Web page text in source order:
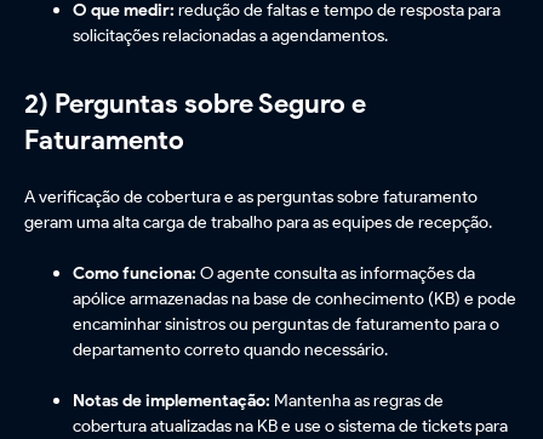
O que medir: redução de faltas e tempo de resposta para
solicitações relacionadas a agendamentos.
2) Perguntas sobre Seguro e
Faturamento
A verificação de cobertura e as perguntas sobre faturamento
geram uma alta carga de trabalho para as equipes de recepção.
Como funciona: O agente consulta as informações da
apólice armazenadas na base de conhecimento (KB) e pode
encaminhar sinistros ou perguntas de faturamento para o
departamento correto quando necessário.
Notas de implementação: Mantenha as regras de
cobertura atualizadas na KB e use o sistema de tickets para